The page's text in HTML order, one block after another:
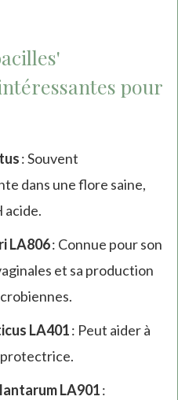
pour
: Souvent
dans une flore saine,
acide.
LA806: Connue pour son
et sa production
LA401: Peut aider à
LA901: